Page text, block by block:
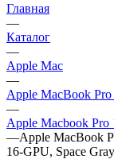
Главная
—
Каталог
—
Apple Mac
—
Apple MacBook
—
Apple Macbook
—Apple MacBook
16-GPU, Space Gray